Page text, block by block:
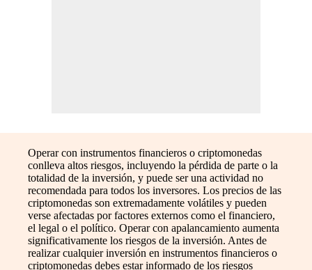
Operar con instrumentos financieros o criptomonedas
conlleva altos riesgos, incluyendo la pérdida de parte o la
totalidad de la inversión, y puede ser una actividad no
recomendada para todos los inversores. Los precios de las
criptomonedas son extremadamente volátiles y pueden
verse afectadas por factores externos como el financiero,
el legal o el político. Operar con apalancamiento aumenta
significativamente los riesgos de la inversión. Antes de
realizar cualquier inversión en instrumentos financieros o
criptomonedas debes estar informado de los riesgos